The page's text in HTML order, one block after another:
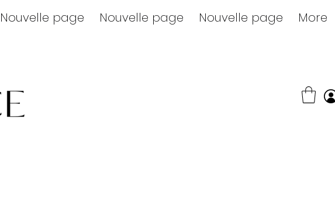
Nouvelle page Nouvelle page Nouvelle page More